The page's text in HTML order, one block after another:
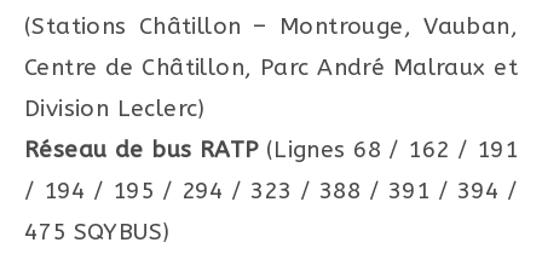
(Stations Châtillon – Montrouge, Vauban,
Centre de Châtillon, Parc André Malraux et
Division Leclerc)
Réseau de bus RATP(Lignes 68 / 162 / 191
/ 194 / 195 / 294 / 323 / 388 / 391 / 394 /
475 SQYBUS)